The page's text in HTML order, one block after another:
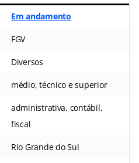
Em andamento
FGV
Diversos
médio, técnico e superior
administrativa, contábil,
fiscal
Rio Grande do Sul